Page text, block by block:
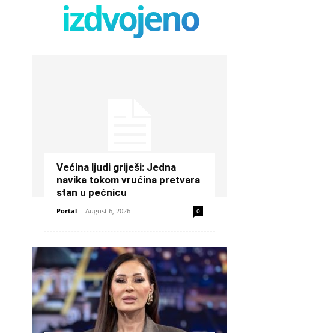
izdvojeno
Većina ljudi griješi: Jedna
navika tokom vrućina pretvara
stan u pećnicu
Portal - August 6, 2026 0